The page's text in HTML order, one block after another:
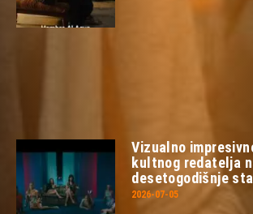
Vizualno
kultnog redatelja
desetogodišnje
2026-07-05